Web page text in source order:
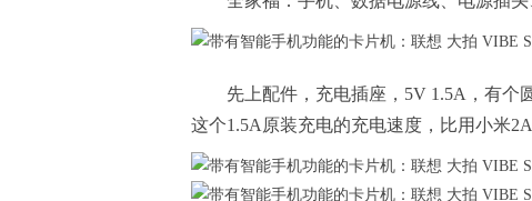
先上配件，充电插座，5V 1.5A，有个
这个1.5A原装充电的充电速度，比用小米